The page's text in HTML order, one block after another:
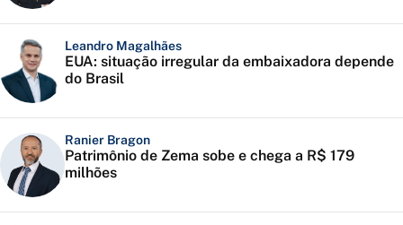
Leandro Magalhães
EUA: situação irregular da embaixadora depende
do Brasil
Ranier Bragon
Patrimônio de Zema sobe e chega a R$ 179
milhões